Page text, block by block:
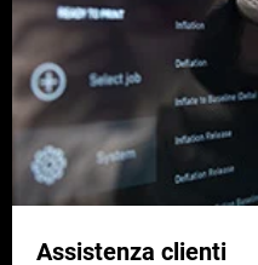
Assistenza clienti